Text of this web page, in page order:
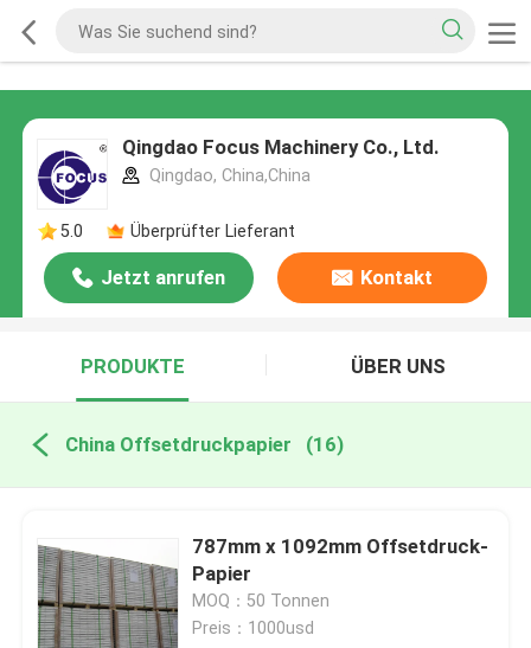
Qingdao Focus Machinery Co., Ltd.
Qingdao, China,China
5.0 Überprüfter Lieferant
Jetzt anrufen Kontakt
PRODUKTE ÜBER UNS
China Offsetdruckpapier (16)
787mm x 1092mm Offsetdruck-
Papier
MOQ：50 Tonnen
Preis：1000usd